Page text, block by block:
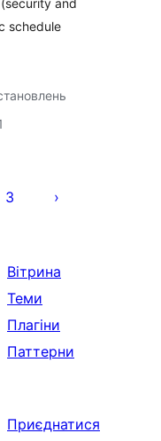
and
schedule
3
Вітрина
Теми
Плагіни
Паттерни
Приєднатися